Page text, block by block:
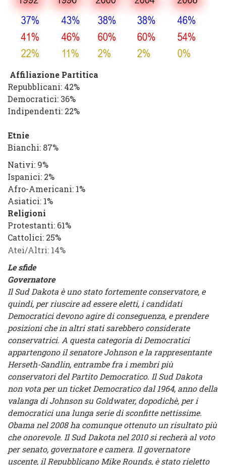
Affiliazione Partitica
Repubblicani: 42%
Democratici: 36%
Indipendenti: 22%
Etnie
Bianchi: 87%
Nativi: 9%
Ispanici: 2%
Afro-Americani: 1%
Asiatici: 1%
Religioni
Protestanti: 61%
Cattolici: 25%
Atei/Altri: 14%
Le sfide
Governatore
Il Sud Dakota è uno stato fortemente conservatore, e
quindi, per riuscire ad essere eletti, i candidati
Democratici devono agire di conseguenza, e prendere
posizioni che in altri stati sarebbero considerate
conservatrici. A questa categoria di Democratici
appartengono il senatore Johnson e la rappresentante
Herseth-Sandlin, entrambe fra i membri più
conservatori del Partito Democratico. Il Sud Dakota
non vota per un ticket Democratico dal 1964, anno della
valanga di Johnson su Goldwater, dopodichè, per i
democratici una lunga serie di sconfitte nettissime.
Obama nel 2008 ha comunque ottenuto un risultato più
che onorevole. Il Sud Dakota nel 2010 si recherà al voto
per senato, governatore e camera. Il governatore
uscente, il Repubblicano Mike Rounds, è stato rieletto